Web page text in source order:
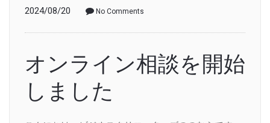
2024/08/20 No Comments
オンライン相談を開始
しました